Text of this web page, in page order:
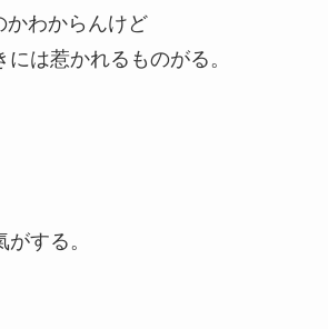
かわからんけど
は惹かれるものがる。
する。